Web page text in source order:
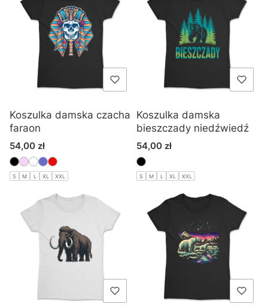
Koszulka damska czacha
faraon
Cena
54,00 zł
S M L XL XXL
Koszulka damska
bieszczady niedźwiedź
Cena
54,00 zł
S M L XL XXL